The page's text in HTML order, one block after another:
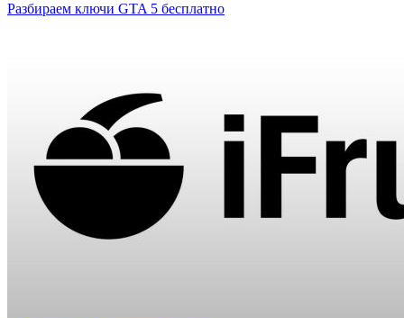
Разбираем ключи GTA 5 бесплатно